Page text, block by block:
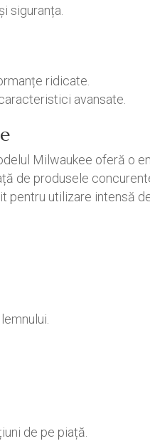
siguranța.
ridicate.
avansate.
Milwaukee oferă o
de produsele
pentru utilizare intensă
de pe piață.